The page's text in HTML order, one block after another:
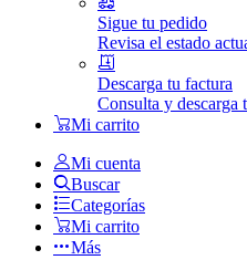
Sigue tu pedido
Revisa el estado
Descarga tu factura
Consulta y descarga
Mi carrito
Mi cuenta
Buscar
Categorías
Mi carrito
Más